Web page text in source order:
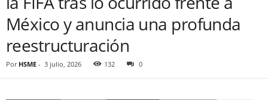
México y anuncia una profunda
reestructuración
Por HSME - 3 julio, 2026 132 0